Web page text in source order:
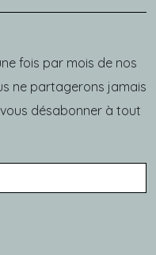
fois par mois de nos
ne partagerons jamais
désabonner à tout